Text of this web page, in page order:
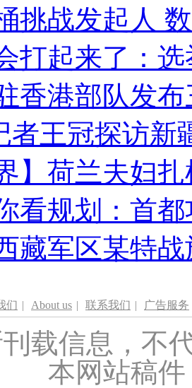
挑战发起人
打起来了：
香港部队发
者王冠探访新
】荷兰夫妇
看规划：首
藏军区某特
们 | About us | 联系我们 | 广告服务
载信息，不
本网站稿